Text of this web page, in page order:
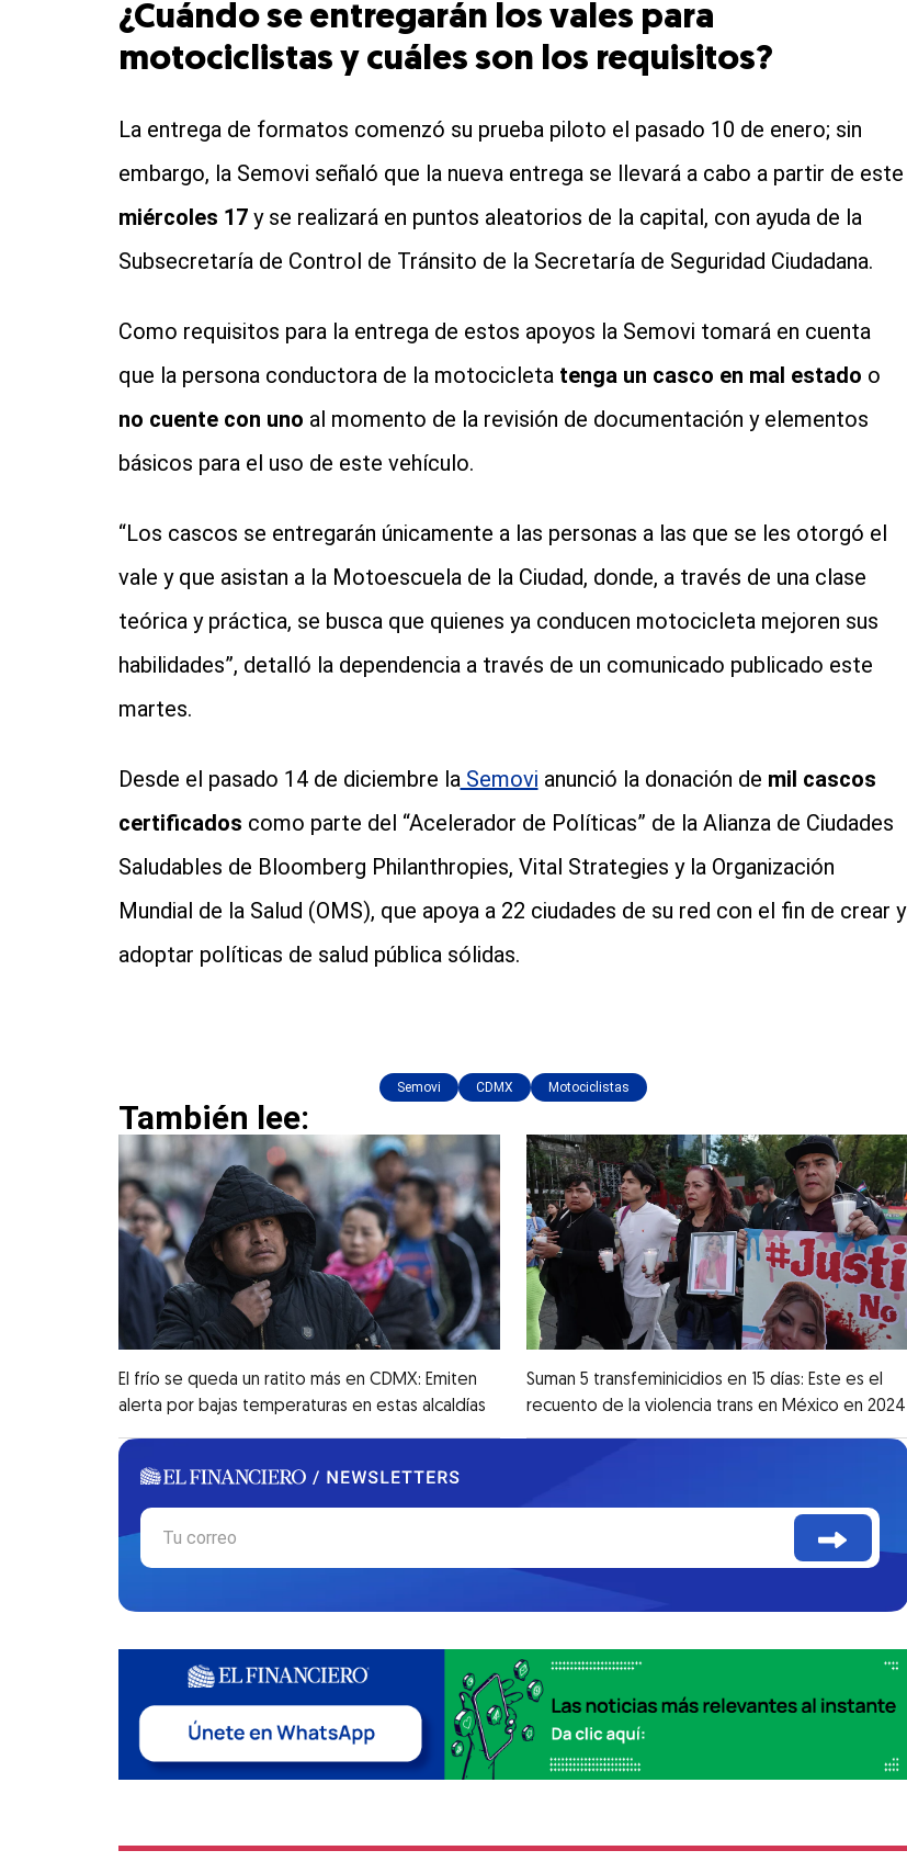
¿Cuándo se entregarán los vales para
motociclistas y cuáles son los requisitos?
La entrega de formatos comenzó su prueba piloto el pasado 10 de enero; sin
embargo, la Semovi señaló que la nueva entrega se llevará a cabo a partir de este
miércoles 17y se realizará en puntos aleatorios de la capital, con ayuda de la
Subsecretaría de Control de Tránsito de la Secretaría de Seguridad Ciudadana.
Como requisitos para la entrega de estos apoyos la Semovi tomará en cuenta
que la persona conductora de la motocicletatenga un casco en mal estado o
no cuente con uno al momento de la revisión de documentación y elementos
básicos para el uso de este vehículo.
“Los cascos se entregarán únicamente a las personas a las que se les otorgó el
vale y que asistan a la Motoescuela de la Ciudad, donde, a través de una clase
teórica y práctica, se busca que quienes ya conducen motocicleta mejoren sus
habilidades”, detalló la dependencia a través de un comunicado publicado este
martes.
Desde el pasado 14 de diciembre laSemovi anunció la donación de mil cascos
certificados como parte del “Acelerador de Políticas” de la Alianza de Ciudades
Saludables de Bloomberg Philanthropies, Vital Strategies y la Organización
Mundial de la Salud (OMS), que apoya a 22 ciudades de su red con el fin de crear y
adoptar políticas de salud pública sólidas.
Semovi CDMX Motociclistas
También lee:
El frío se queda un ratito más en CDMX: Emiten
alerta por bajas temperaturas en estas alcaldías
Suman 5 transfeminicidios en 15 días: Este es el
recuento de la violencia trans en México en 2024